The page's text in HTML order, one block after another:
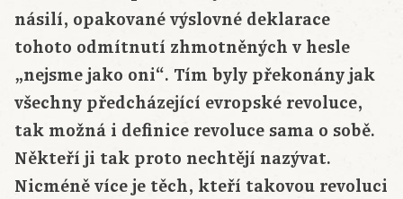
násilí, opakované výslovné deklarace
tohoto odmítnutí zhmotněných v hesle
„nejsme jako oni“. Tím byly překonány jak
všechny předcházející evropské revoluce,
tak možná i definice revoluce sama o sobě.
Někteří ji tak proto nechtějí nazývat.
Nicméně více je těch, kteří takovou revoluci